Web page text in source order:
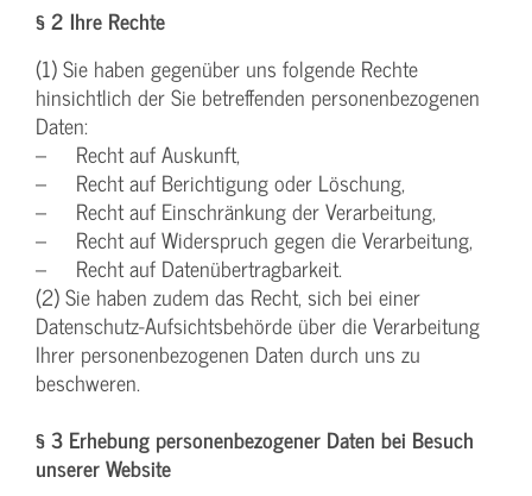
§ 2 Ihre Rechte
(1) Sie haben gegenüber uns folgende Rechte
hinsichtlich der Sie betreffenden personenbezogenen
Daten:
– Recht auf Auskunft,
– Recht auf Berichtigung oder Löschung,
– Recht auf Einschränkung der Verarbeitung,
– Recht auf Widerspruch gegen die Verarbeitung,
– Recht auf Datenübertragbarkeit.
(2) Sie haben zudem das Recht, sich bei einer
Datenschutz-Aufsichtsbehörde über die Verarbeitung
Ihrer personenbezogenen Daten durch uns zu
beschweren.
§ 3 Erhebung personenbezogener Daten bei Besuch
unserer Website